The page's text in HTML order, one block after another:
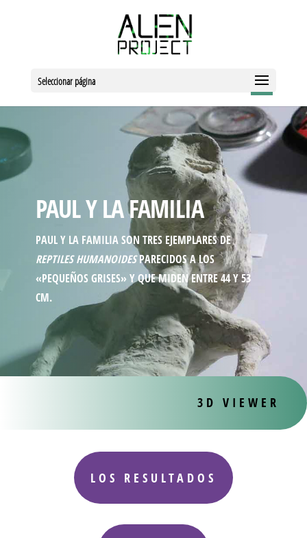
Seleccionar página
PAUL Y LA FAMILIA
PAUL Y LA FAMILIA SON TRES EJEMPLARES DE
REPTILES HUMANOIDESPARECIDOS A LOS
«PEQUEÑOS GRISES» Y QUE MIDEN ENTRE 44 Y 53
CM.
3D VIEWER
LOS RESULTADOS